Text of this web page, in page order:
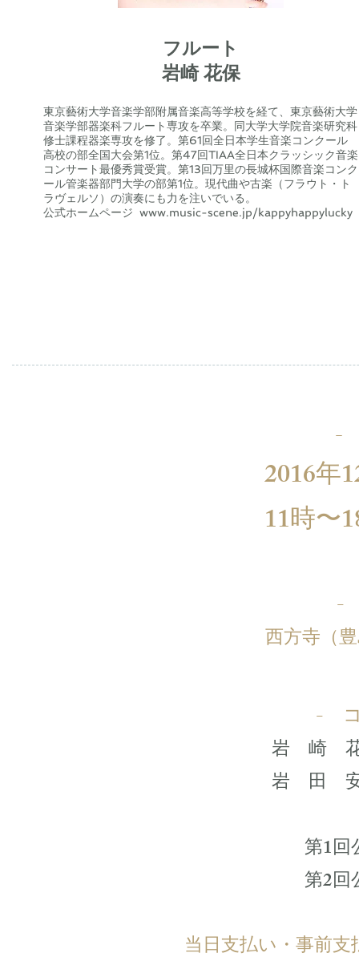
フルート
岩崎 花保
東京藝術大学音楽学部附属音楽高等学校を経て、東京藝術大学
音楽学部器楽科フルート専攻を卒業。同大学大学院音楽研究科
修士課程器楽専攻を修了。第61回全日本学生音楽コンクール
高校の部全国大会第1位。第47回TIAA全日本クラッシック音楽
コンサート最優秀賞受賞。第13回万里の長城杯国際音楽コンク
ール管楽器部門大学の部第1位。現代曲や古楽（フラウト・ト
ラヴェルソ）の演奏にも力を注いでいる。
公式ホームページ www.music-scene.jp/kappyhappylucky
-
2016年
11時
-
西方寺（
-
岩 崎
岩 田
第1
第2
当日支払い・事前